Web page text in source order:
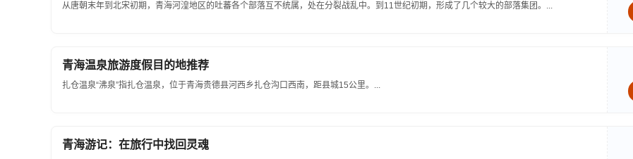
从唐朝末年到北宋初期，青海河湟地区的吐蕃各个部落互不统属，处在分裂战乱中。到11世纪初期，形成了几个较大的部落集团。...
青海温泉旅游度假目的地推荐
扎仓温泉“沸泉”指扎仓温泉，位于青海贵德县河西乡扎仓沟口西南，距县城15公里。...
青海游记：在旅行中找回灵魂